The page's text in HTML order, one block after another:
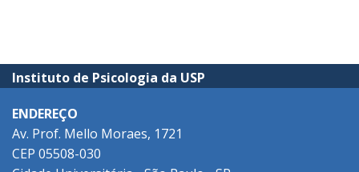
Instituto de Psicologia da USP
ENDEREÇO
Av. Prof. Mello Moraes, 1721
CEP 05508-030